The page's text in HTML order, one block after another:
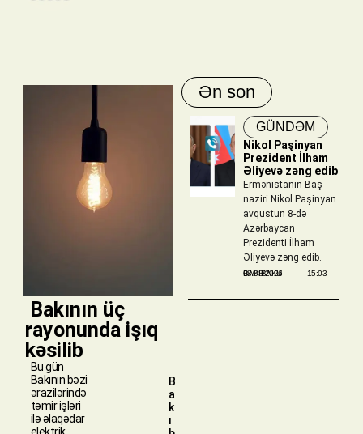
​ Bakının üç
rayonunda işıq
kəsilib
Bu gün
Bakının bəzi
ərazilərində
təmir işləri
ilə əlaqədar
B
a
k
ı
Ən son
GÜNDƏM
Nikol Paşinyan
Prezident İlham
Əliyevə zəng edib
Ermənistanın Baş
naziri Nikol Paşinyan
avqustun 8-də
Azərbaycan
Prezidenti İlham
Əliyevə zəng edib.
BAKIBAKU
08/08/2026 15:03